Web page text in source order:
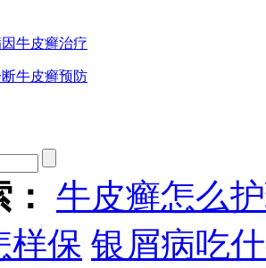
牛皮癣治疗
牛皮癣预防
牛皮癣怎么
样保 银屑病吃